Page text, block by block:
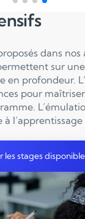
dans
sur
en profondeur.
pour
l’apprentissage
les stages